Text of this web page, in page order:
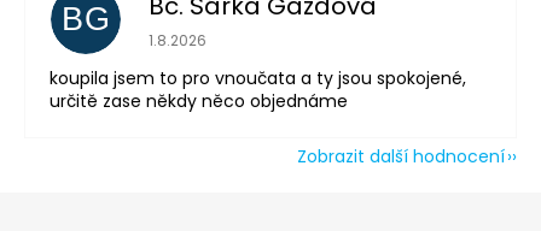
BG Hodnocení obchodu je 5 z 5 hvězdiček.
1.8.2026
koupila jsem to pro vnoučata a ty jsou spokojené,
určitě zase někdy něco objednáme
Zobrazit další hodnocení